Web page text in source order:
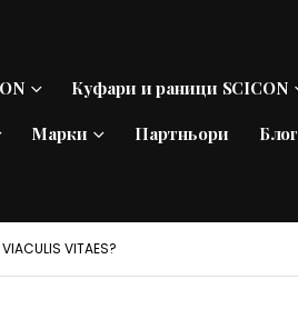
Куфари и раници SCICON
Марки Партньори Блог
VIACULIS VITAES?